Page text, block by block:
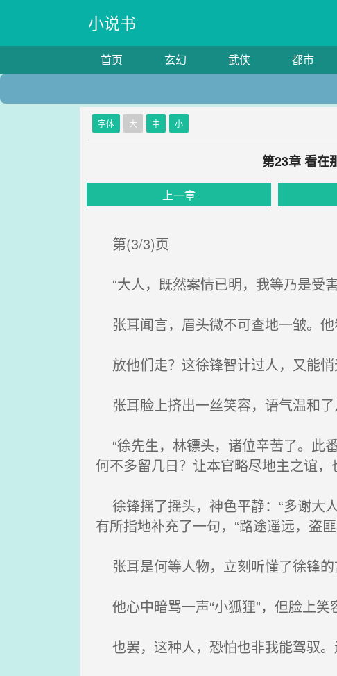
小说书
首页 玄幻 武侠 都市
字体 大 中 小
第23章 看在
上一章
第(3/3)页
“大人，既然案情已明，我等乃是受
张耳闻言，眉头微不可查地一皱。他
放他们走？这徐锋智计过人，又能
张耳脸上挤出一丝笑容，语气温和了
“徐先生，林镖头，诸位辛苦了。此
何不多留几日？让本官略尽地主之谊，
徐锋摇了摇头，神色平静：“多谢大
有所指地补充了一句，“路途遥远，盗
张耳是何等人物，立刻听懂了徐锋的
他心中暗骂一声“小狐狸”，但脸上笑
也罢，这种人，恐怕也非我能驾驭。